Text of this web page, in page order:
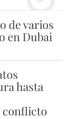
de varios
en Dubai
hasta
conflicto